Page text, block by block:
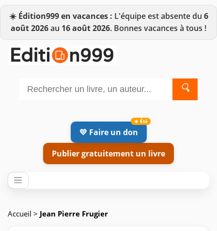
☀️ Édition999 en vacances : L'équipe est absente du 6
août 2026au 16 août 2026. Bonnes vacances à tous !
🔍
💛 Faire un don
Publier gratuitement un livre
Accueil > Jean Pierre Frugier